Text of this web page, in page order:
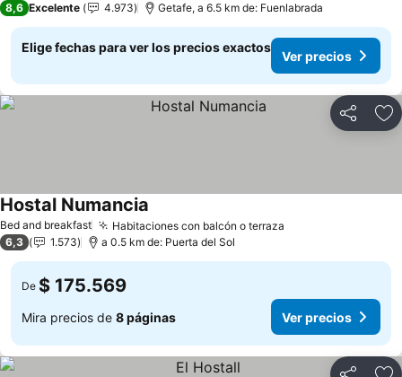
8,6 Excelente 4.973 Getafe, a 6.5 km de: Fuenlabrada
Elige fechas para ver los precios exactos
Ver precios
Compartir
Bed and breakfast Habitaciones con balcón o terraza
Hostal Numancia
6,3 1.573 a 0.5 km de: Puerta del Sol
De $ 175.569
Mira precios de 8 páginas Ver precios